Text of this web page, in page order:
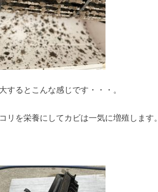
するとこんな感じです・・・。
リを栄養にしてカビは一気に増殖します。